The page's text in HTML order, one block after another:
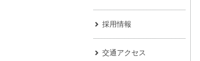
採用情報
交通アクセス